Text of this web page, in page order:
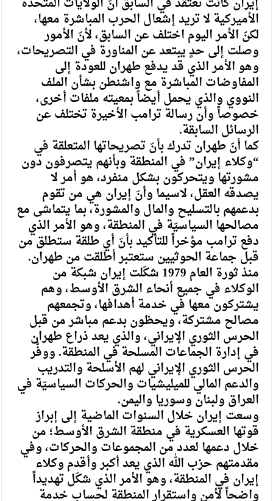
الأميركية لا تريد إشعال الحرب المباشرة معها،
لكنّ الأمر اليوم اختلف عن السابق، لأنّ الأمور
وصلت إلى حدٍ يبتعد عن المناورة في التصريحات،
وهو الأمر الذي قد يدفع طهران للعودة إلى
المفاوضات المباشرة مع واشنطن بشأن الملف
النووي والذي يحمل أيضاً بمعيته ملفات أخرى،
خصوصاً وأن رسالة ترامب الأخيرة تختلف عن
الرسائل السابقة.
كما أنّ طهران تدرك بأنّ تصريحاتها المتعلقة في
“وكلاء إيران” في المنطقة وبأنهم يتصرفون دون
مشورتها ويتحركون بشكل منفرد، هو أمر لا
يصدقه العقل، لاسيما وأنّ إيران هي من تقوم
بدعمهم بالتسليح والمال والمشورة، بما يتماشى مع
مصالحها السياسيّة في المنطقة، وهو الأمر الذي
دفع ترامب مؤخراً للتأكيد بأنّ أي طلقة ستطلق من
قبل جماعة الحوثيين ستعتبر أطلقت من طهران.
منذ ثورة العام 1979 شكّلت إيران شبكة من
الوكلاء في جميع أنحاء الشرق الأوسط، وهم
يشتركون معها في خدمة أهدافها، وتجمعهم
مصالح مشتركة، ويحظون بدعم مباشر من قبل
الحرس الثوري الإيراني، والذي يعد ذراع طهران
في إدارة الجماعات المسلحة في المنطقة. ووفَّر
الحرس الثوري الإيراني لهم الأسلحة والتدريب
والدعم المالي للميليشيات والحركات السياسيّة في
العراق ولبنان وسوريا واليمن.
وسعت إيران خلال السنوات الماضية إلى إبراز
قوتها العسكرية في منطقة الشرق الأوسط؛ من
خلال دعمها لعدد من المجموعات والحركات، وفي
مقدمتهم حزب الله الذي يعد أكبر وأقدم وكلاء
إيران في المنطقة، وهو الأمر الذي شكّل تهديداً
واضحاً لأمن واستقرار المنطقة لحساب خدمة